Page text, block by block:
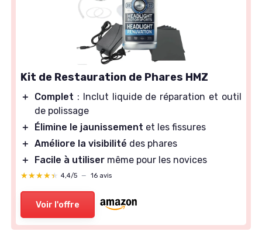
Kit de Restauration de Phares HMZ
＋ Complet : Inclut liquide de réparation et outil
de polissage
＋
Élimine le jaunissement et les fissures
＋ Améliore la visibilité des phares
＋
Facile à utiliser même pour les novices
★★★★★
★★★★★ 4,4/5 — 16 avis
Voir l'offre